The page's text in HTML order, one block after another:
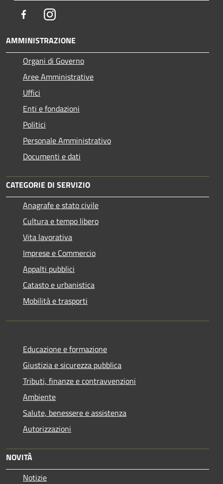
FacebookInstagram
AMMINISTRAZIONE
Organi di Governo
Aree Amministrative
Uffici
Enti e fondazioni
Politici
Personale Amministrativo
Documenti e dati
CATEGORIE DI SERVIZIO
Anagrafe e stato civile
Cultura e tempo libero
Vita lavorativa
Imprese e Commercio
Appalti pubblici
Catasto e urbanistica
Mobilità e trasporti
Educazione e formazione
Giustizia e sicurezza pubblica
Tributi, finanze e contravvenzioni
Ambiente
Salute, benessere e assistenza
Autorizzazioni
NOVITÀ
Notizie